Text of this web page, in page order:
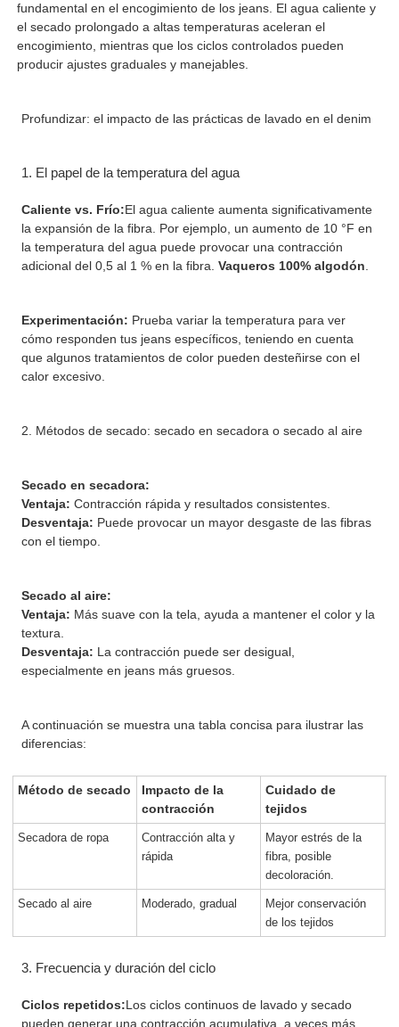
fundamental en el encogimiento de los jeans. El agua caliente y
el secado prolongado a altas temperaturas aceleran el
encogimiento, mientras que los ciclos controlados pueden
producir ajustes graduales y manejables.
Profundizar: el impacto de las prácticas de lavado en el denim
1. El papel de la temperatura del agua
Caliente vs. Frío:El agua caliente aumenta significativamente
la expansión de la fibra. Por ejemplo, un aumento de 10 °F en
la temperatura del agua puede provocar una contracción
adicional del 0,5 al 1 % en la fibra.Vaqueros 100% algodón.
Experimentación: Prueba variar la temperatura para ver
cómo responden tus jeans específicos, teniendo en cuenta
que algunos tratamientos de color pueden desteñirse con el
calor excesivo.
2. Métodos de secado: secado en secadora o secado al aire
Secado en secadora:
Ventaja: Contracción rápida y resultados consistentes.
Desventaja: Puede provocar un mayor desgaste de las fibras
con el tiempo.
Secado al aire:
Ventaja: Más suave con la tela, ayuda a mantener el color y la
textura.
Desventaja: La contracción puede ser desigual,
especialmente en jeans más gruesos.
A continuación se muestra una tabla concisa para ilustrar las
diferencias:
Método de secado
Impacto de la
contracción
Cuidado de
tejidos
Secadora de ropa
Contracción alta y
rápida
Mayor estrés de la
fibra, posible
decoloración.
Secado al aire Moderado, gradual
Mejor conservación
de los tejidos
3. Frecuencia y duración del ciclo
Ciclos repetidos:Los ciclos continuos de lavado y secado
pueden generar una contracción acumulativa, a veces más